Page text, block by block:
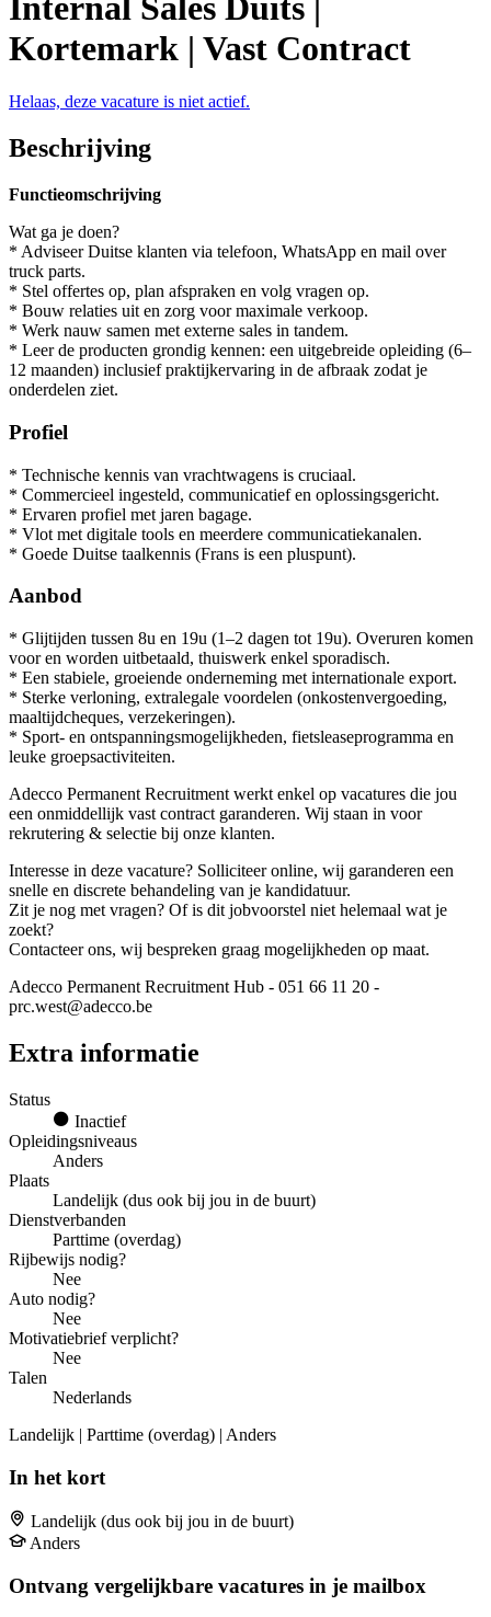
Kortemark | Vast Contract
Helaas, deze vacature is niet actief.
Beschrijving
Functieomschrijving
Wat ga je doen?
* Adviseer Duitse klanten via telefoon, WhatsApp en mail over
truck parts.
* Stel offertes op, plan afspraken en volg vragen op.
* Bouw relaties uit en zorg voor maximale verkoop.
* Werk nauw samen met externe sales in tandem.
* Leer de producten grondig kennen: een uitgebreide opleiding (6–
12 maanden) inclusief praktijkervaring in de afbraak zodat je
onderdelen ziet.
Profiel
* Technische kennis van vrachtwagens is cruciaal.
* Commercieel ingesteld, communicatief en oplossingsgericht.
* Ervaren profiel met jaren bagage.
* Vlot met digitale tools en meerdere communicatiekanalen.
* Goede Duitse taalkennis (Frans is een pluspunt).
Aanbod
* Glijtijden tussen 8u en 19u (1–2 dagen tot 19u). Overuren komen
voor en worden uitbetaald, thuiswerk enkel sporadisch.
* Een stabiele, groeiende onderneming met internationale export.
* Sterke verloning, extralegale voordelen (onkostenvergoeding,
maaltijdcheques, verzekeringen).
* Sport- en ontspanningsmogelijkheden, fietsleaseprogramma en
leuke groepsactiviteiten.
Adecco Permanent Recruitment werkt enkel op vacatures die jou
een onmiddellijk vast contract garanderen. Wij staan in voor
rekrutering & selectie bij onze klanten.
Interesse in deze vacature? Solliciteer online, wij garanderen een
snelle en discrete behandeling van je kandidatuur.
Zit je nog met vragen? Of is dit jobvoorstel niet helemaal wat je
zoekt?
Contacteer ons, wij bespreken graag mogelijkheden op maat.
Adecco Permanent Recruitment Hub - 051 66 11 20 -
prc.west@adecco.be
Extra informatie
Status
Inactief
Opleidingsniveaus
Anders
Plaats
Landelijk (dus ook bij jou in de buurt)
Dienstverbanden
Parttime (overdag)
Rijbewijs nodig?
Nee
Auto nodig?
Nee
Motivatiebrief verplicht?
Nee
Talen
Nederlands
Landelijk | Parttime (overdag) | Anders
In het kort
Landelijk (dus ook bij jou in de buurt)
Anders
Ontvang vergelijkbare vacatures in je mailbox